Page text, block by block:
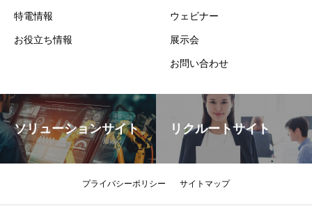
特電情報
お役立ち情報
ウェビナー
展示会
お問い合わせ
ソリューションサイト リクルートサイト
プライバシーポリシー サイトマップ